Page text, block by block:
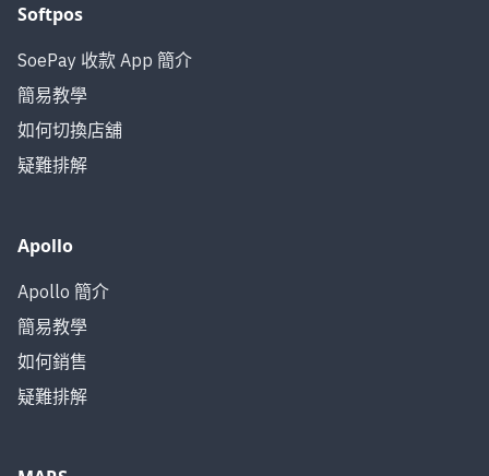
Softpos
SoePay 收款 App 簡介
簡易教學
如何切換店舖
疑難排解
Apollo
Apollo 簡介
簡易教學
如何銷售
疑難排解